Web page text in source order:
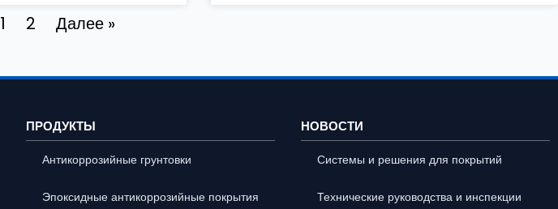
1 2 Далее »
ПРОДУКТЫ
Антикоррозийные грунтовки
Эпоксидные антикоррозийные покрытия
НОВОСТИ
Системы и решения для покрытий
Технические руководства и инспекции